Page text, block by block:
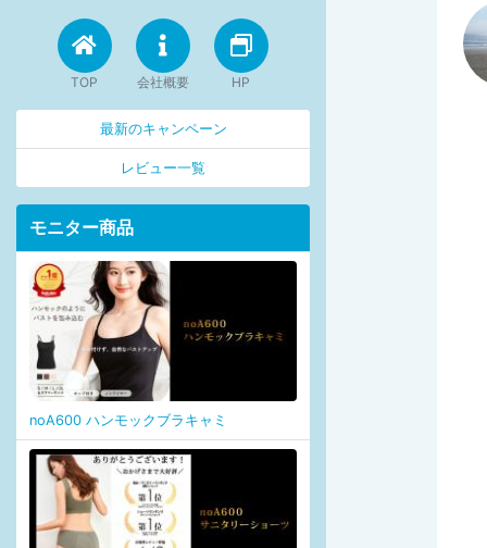
TOP 会社概要 HP
最新のキャンペーン
レビュー一覧
モニター商品
noA600 ハンモックブラキャミ